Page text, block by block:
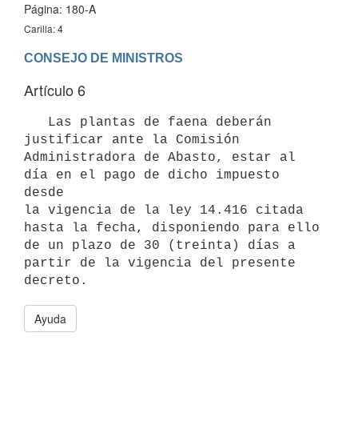
Página: 180-A
Carilla: 4
CONSEJO DE MINISTROS
Artículo 6
justificar ante la Comisión
Administradora de Abasto, estar al
día en el pago de dicho impuesto
desde
la vigencia de la ley 14.416 citada
hasta la fecha, disponiendo para ello
de un plazo de 30 (treinta) días a
partir de la vigencia del presente
Ayuda